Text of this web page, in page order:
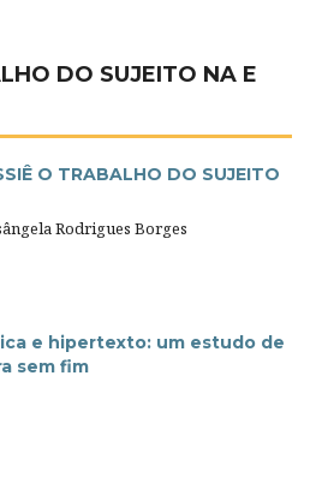
DO SUJEITO NA E
O TRABALHO DO SUJEITO
Rodrigues Borges
e hipertexto: um estudo de
sem fim